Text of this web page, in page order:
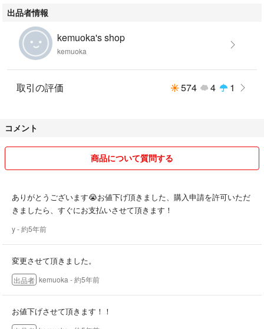
出品者情報
kemuoka's shop
kemuoka
取引の評価 574 4 1
コメント
商品について質問する
ありがとうございます😭お値下げ頂きました、購入申請を許可いただ
きましたら、すぐにお支払いさせて頂きます！
y- 約5年前
変更させて頂きました。
出品者 kemuoka - 約5年前
お値下げさせて頂きます！！